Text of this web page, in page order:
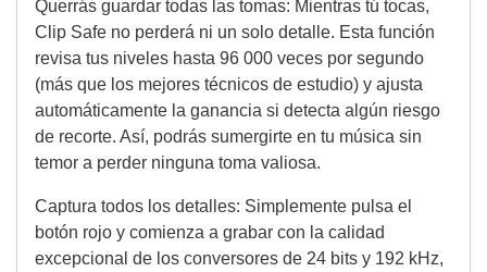
Querrás guardar todas las tomas: Mientras tú tocas,
Clip Safe no perderá ni un solo detalle. Esta función
revisa tus niveles hasta 96 000 veces por segundo
(más que los mejores técnicos de estudio) y ajusta
automáticamente la ganancia si detecta algún riesgo
de recorte. Así, podrás sumergirte en tu música sin
temor a perder ninguna toma valiosa.
Captura todos los detalles: Simplemente pulsa el
botón rojo y comienza a grabar con la calidad
excepcional de los conversores de 24 bits y 192 kHz,